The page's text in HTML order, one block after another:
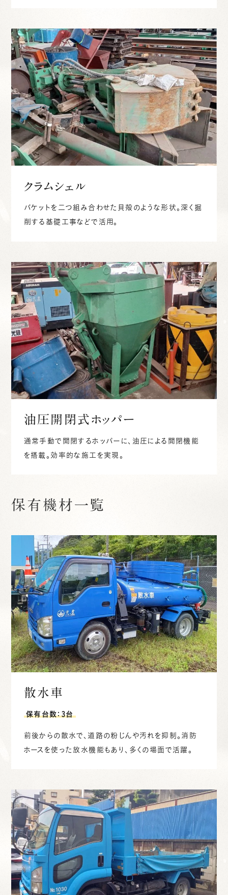
クラムシェル
バケットを二つ組み合わせた貝殻のような形状。深く掘
削する基礎工事などで活用。
油圧開閉式ホッパー
通常手動で開閉するホッパーに、油圧による開閉機能
を搭載。効率的な施工を実現。
保有機材一覧
散水車
保有台数：3台
前後からの散水で、道路の粉じんや汚れを抑制。消防
ホースを使った放水機能もあり、多くの場面で活躍。